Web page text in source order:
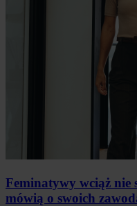
Feminatywy wciąż nie
mówią o swoich